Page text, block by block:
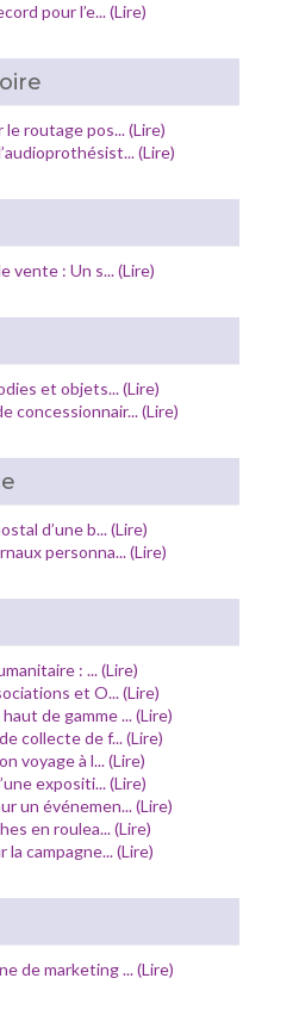
pour l’e... (Lire)
routage pos... (Lire)
(Lire)
vente : Un s... (Lire)
et objets... (Lire)
concessionnair... (Lire)
d’une b... (Lire)
personna... (Lire)
: ... (Lire)
et O... (Lire)
de gamme ... (Lire)
collecte de f... (Lire)
voyage à l... (Lire)
expositi... (Lire)
un événemen... (Lire)
en roulea... (Lire)
campagne... (Lire)
de marketing ... (Lire)